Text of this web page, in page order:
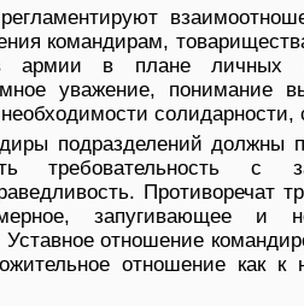
командирам,
армии в плане личных
уважение, понимание
солидарности,
подразделений должны
требовательность с
Противоречат
запугивающее и
отношение
отношение как к